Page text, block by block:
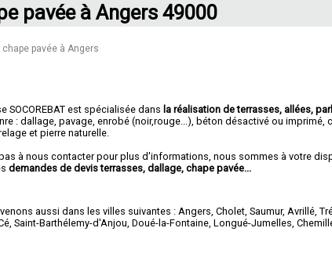
pavée à Angers 49000
pavée à Angers
SOCOREBAT est spécialisée dans la réalisation de terrasses, allées,
: dallage, pavage, enrobé (noir,rouge...), béton désactivé ou imprimé,
et pierre naturelle.
à nous contacter pour plus d'informations, nous sommes à votre
demandes de devis terrasses, dallage, chape pavée...
aussi dans les villes suivantes :Angers,Cholet,Saumur,Avrillé,
,Saint-Barthélemy-d'Anjou,Doué-la-Fontaine,Longué-Jumelles,